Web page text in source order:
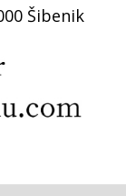
Šibenik